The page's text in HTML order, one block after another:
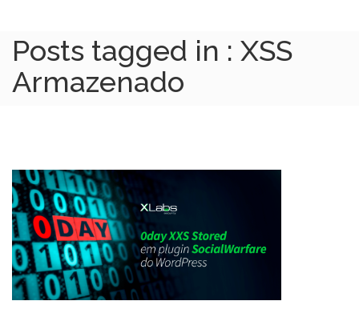
Posts tagged in : XSS
Armazenado